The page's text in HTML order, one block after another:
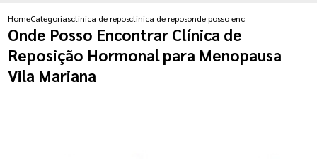
HomeCategoriasclinica de reposicao hormonalclinica de reposicao hormonal em gel
onde posso encontrar clinica de
Onde Posso Encontrar Clínica de
Reposição Hormonal para Menopausa
Vila Mariana